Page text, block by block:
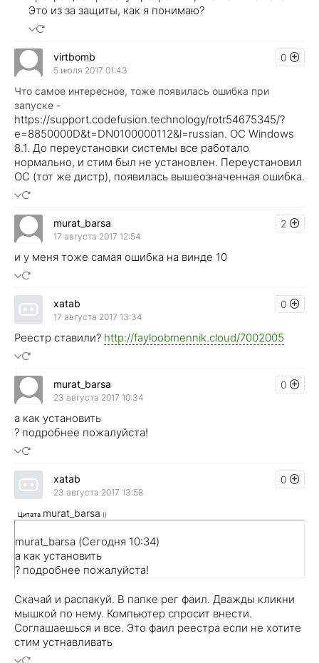
Это из за защиты, как я понимаю?
0
virtbomb
5 июля 2017 01:43
Что самое интересное, тоже появилась ошибка при
запуске -
https://support.codefusion.technology/rotr54675345/?
e=8850000D&t=DN0100000112&l=russian. ОС Windows
8.1. До переустановки системы все работало
нормально, и стим был не установлен. Переустановил
ОС (тот же дистр), появилась вышеозначенная ошибка.
2
murat_barsa
17 августа 2017 12:54
и у меня тоже самая ошибка на винде 10
0
xatab
17 августа 2017 13:34
Реестр ставили? http://fayloobmennik.cloud/7002005
0
murat_barsa
23 августа 2017 10:34
а как установить
? подробнее пожалуйста!
0
xatab
23 августа 2017 13:58
Цитата murat_barsa ()
murat_barsa (Сегодня 10:34)
а как установить
? подробнее пожалуйста!
Скачай и распакуй. В папке рег фаил. Дважды кликни
мышкой по нему. Компьютер спросит внести.
Соглашаешься и все. Это фаил реестра если не хотите
стим устнавливать